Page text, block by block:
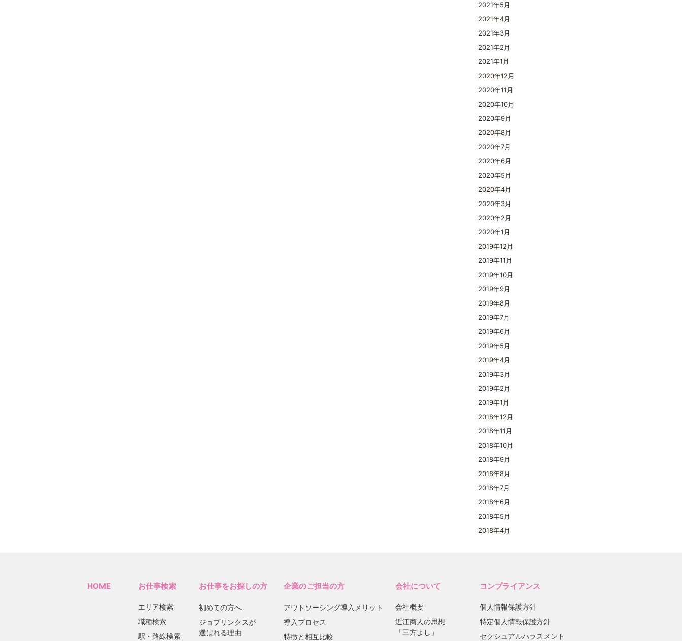
2021年5月
2021年4月
2021年3月
2021年2月
2021年1月
2020年12月
2020年11月
2020年10月
2020年9月
2020年8月
2020年7月
2020年6月
2020年5月
2020年4月
2020年3月
2020年2月
2020年1月
2019年12月
2019年11月
2019年10月
2019年9月
2019年8月
2019年7月
2019年6月
2019年5月
2019年4月
2019年3月
2019年2月
2019年1月
2018年12月
2018年11月
2018年10月
2018年9月
2018年8月
2018年7月
2018年6月
2018年5月
2018年4月
HOME お仕事検索
エリア検索
職種検索
駅・路線検索
お仕事をお探しの方
初めての方へ
ジョブリンクスが
選ばれる理由
企業のご担当の方
アウトソーシング導入メリット
導入プロセス
特徴と相互比較
会社について
会社概要
近江商人の思想
「三方よし」
コンプライアンス
個人情報保護方針
特定個人情報保護方針
セクシュアルハラスメント